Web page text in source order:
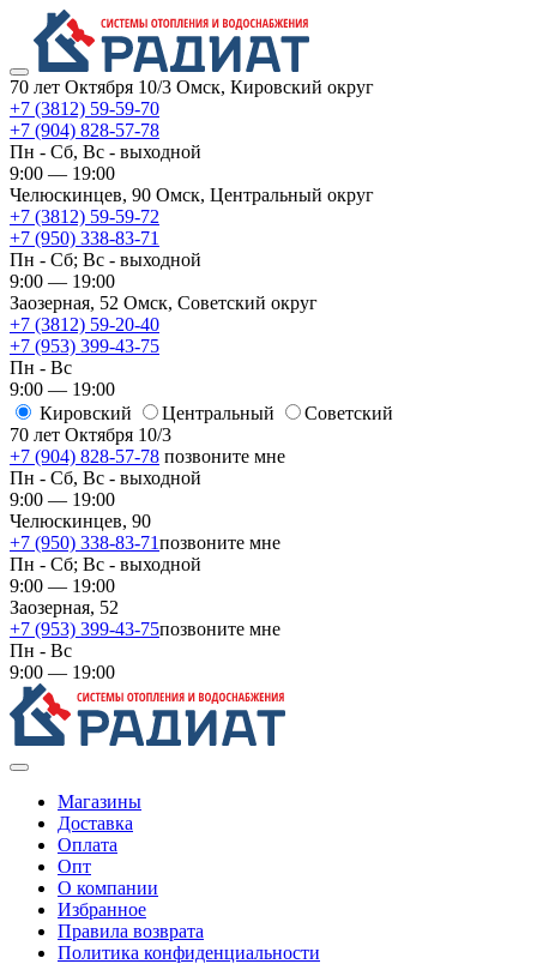
70 лет Октября 10/3 Омск, Кировский округ
+7 (3812) 59-59-70
+7 (904) 828-57-78
Пн - Сб, Вс - выходной
9:00 — 19:00
Челюскинцев, 90 Омск, ​Центральный округ
+7 (3812) 59-59-72
+7 (950) 338-83-71
Пн - Сб; Вс - выходной
9:00 — 19:00
Заозерная, 52 Омск, ​Советский округ
+7 (3812) 59-20-40
+7 (953) 399-43-75
Пн - Вс
9:00 — 19:00
Кировский
​Центральный
​Советский
70 лет Октября 10/3
+7 (904) 828-57-78 позвоните мне
Пн - Сб, Вс - выходной
9:00 — 19:00
Челюскинцев, 90
+7 (950) 338-83-71позвоните мне
Пн - Сб; Вс - выходной
9:00 — 19:00
Заозерная, 52
+7 (953) 399-43-75позвоните мне
Пн - Вс
9:00 — 19:00
Магазины
Доставка
Оплата
Опт
О компании
Избранное
Правила возврата
Политика конфиденциальности